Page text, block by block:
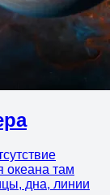
океана там
дна, линии